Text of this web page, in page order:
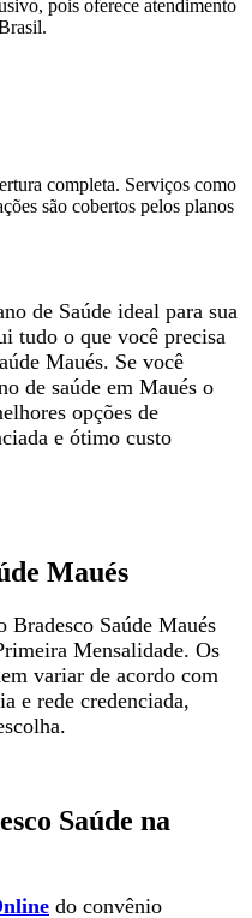
pois oferece atendimento
completa. Serviços como
são cobertos pelos planos
de Saúde ideal para sua
tudo o que você precisa
Maués. Se você
de saúde em Maués o
opções de
e ótimo custo
Maués
Bradesco Saúde Maués
Mensalidade. Os
variar de acordo com
e rede credenciada,
Saúde na
do convênio